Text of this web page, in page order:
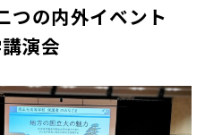
の内外イベント
演会